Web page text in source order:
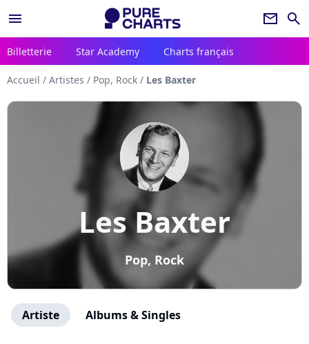
menu newsletter search
Billetterie Star Academy Charts français
Accueil / Artistes / Pop, Rock / Les Baxter
Les Baxter
Pop, Rock
Artiste Albums & Singles